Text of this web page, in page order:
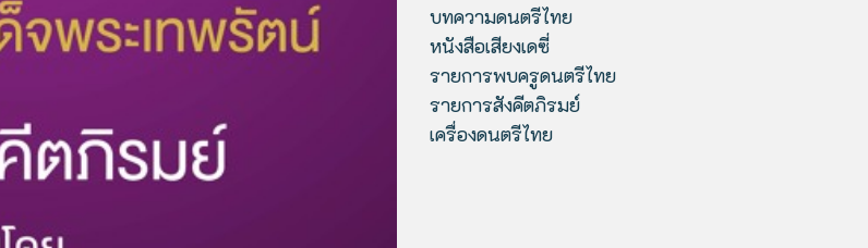
บทความดนตรีไทย
หนังสือเสียงเดซี่
รายการพบครูดนตรีไทย
รายการสังคีตภิรมย์
เครื่องดนตรีไทย